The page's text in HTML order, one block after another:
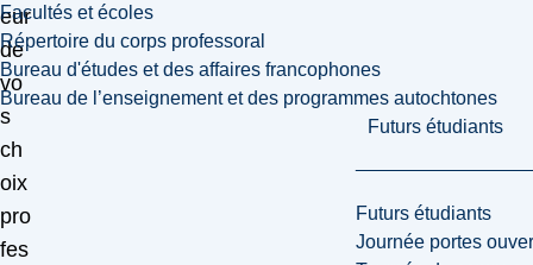
Facultés et écoles
Répertoire du corps professoral
Bureau d'études et des affaires francophones
Bureau de l’enseignement et des programmes autochtones
Futurs étudiants
Futurs étudiants
Journée portes
eur
de
vo
s
ch
oix
pro
fes